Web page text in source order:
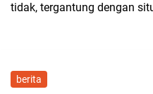
tidak, tergantung dengan
berita